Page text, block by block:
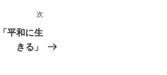
次
投
次
平和に生
きる」